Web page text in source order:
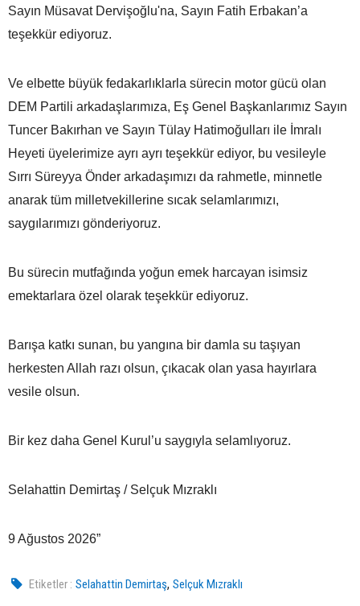
Sayın Müsavat Dervişoğlu'na, Sayın Fatih Erbakan’a
teşekkür ediyoruz.
Ve elbette büyük fedakarlıklarla sürecin motor gücü olan
DEM Partili arkadaşlarımıza, Eş Genel Başkanlarımız Sayın
Tuncer Bakırhan ve Sayın Tülay Hatimoğulları ile İmralı
Heyeti üyelerimize ayrı ayrı teşekkür ediyor, bu vesileyle
Sırrı Süreyya Önder arkadaşımızı da rahmetle, minnetle
anarak tüm milletvekillerine sıcak selamlarımızı,
saygılarımızı gönderiyoruz.
Bu sürecin mutfağında yoğun emek harcayan isimsiz
emektarlara özel olarak teşekkür ediyoruz.
Barışa katkı sunan, bu yangına bir damla su taşıyan
herkesten Allah razı olsun, çıkacak olan yasa hayırlara
vesile olsun.
Bir kez daha Genel Kurul’u saygıyla selamlıyoruz.
Selahattin Demirtaş / Selçuk Mızraklı
9 Ağustos 2026”
Etiketler : Selahattin Demirtaş,Selçuk Mızraklı